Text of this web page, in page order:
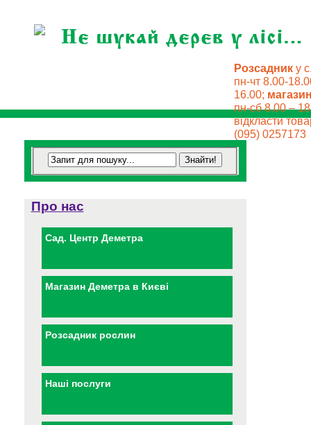
Розсадник у
пн-чт 8.00-
16.00;
пн-сб 8.00 –
відкласти
(095) 0257173
Про нас
Сад. Центр Деметра
Магазин Деметра в Києві
Розсадник рослин
Наші послуги